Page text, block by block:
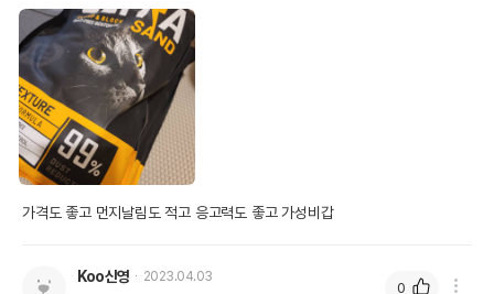
가격도 좋고 먼지날림도 적고 응고력도 좋고 가성비갑
Koo신영 2023.04.03
0